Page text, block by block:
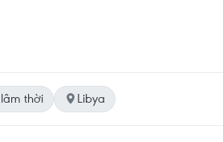
thời Libya